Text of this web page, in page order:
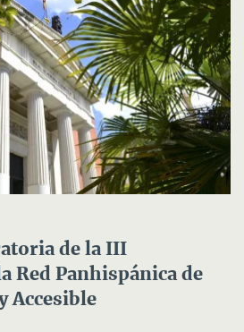
de la III
Red Panhispánica de
Accesible